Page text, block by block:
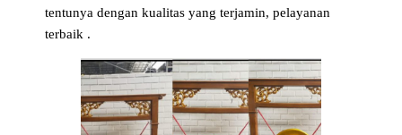
tentunya dengan kualitas yang terjamin, pelayanan
terbaik .